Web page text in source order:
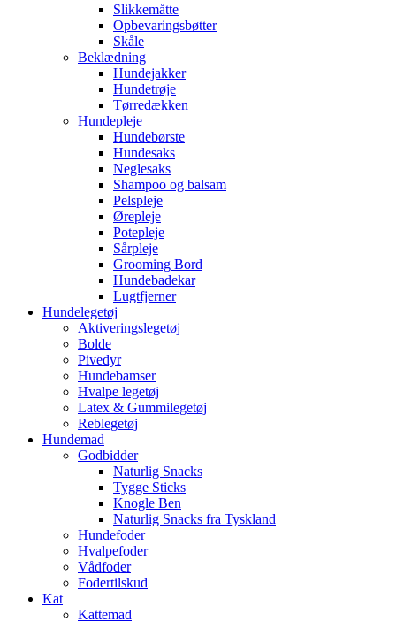
Slikkemåtte
Opbevaringsbøtter
Skåle
Beklædning
Hundejakker
Hundetrøje
Tørredækken
Hundepleje
Hundebørste
Hundesaks
Neglesaks
Shampoo og balsam
Pelspleje
Ørepleje
Potepleje
Sårpleje
Grooming Bord
Hundebadekar
Lugtfjerner
Hundelegetøj
Aktiveringslegetøj
Bolde
Pivedyr
Hundebamser
Hvalpe legetøj
Latex & Gummilegetøj
Reblegetøj
Hundemad
Godbidder
Naturlig Snacks
Tygge Sticks
Knogle Ben
Naturlig Snacks fra Tyskland
Hundefoder
Hvalpefoder
Vådfoder
Fodertilskud
Kat
Kattemad